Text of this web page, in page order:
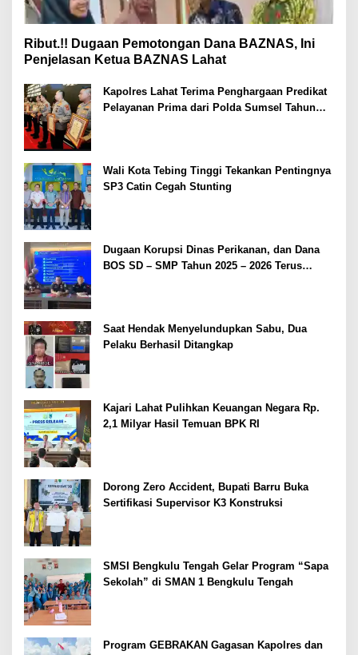
Ribut.!! Dugaan Pemotongan Dana BAZNAS, Ini
Penjelasan Ketua BAZNAS Lahat
Kapolres Lahat Terima Penghargaan Predikat
Pelayanan Prima dari Polda Sumsel Tahun
Wali Kota Tebing Tinggi Tekankan Pentingnya
SP3 Catin Cegah Stunting
Dugaan Korupsi Dinas Perikanan, dan Dana
BOS SD – SMP Tahun 2025 – 2026 Terus
Saat Hendak Menyelundupkan Sabu, Dua
Pelaku Berhasil Ditangkap
Kajari Lahat Pulihkan Keuangan Negara Rp.
2,1 Milyar Hasil Temuan BPK RI
Dorong Zero Accident, Bupati Barru Buka
Sertifikasi Supervisor K3 Konstruksi
SMSI Bengkulu Tengah Gelar Program “Sapa
Sekolah” di SMAN 1 Bengkulu Tengah
Program GEBRAKAN Gagasan Kapolres dan